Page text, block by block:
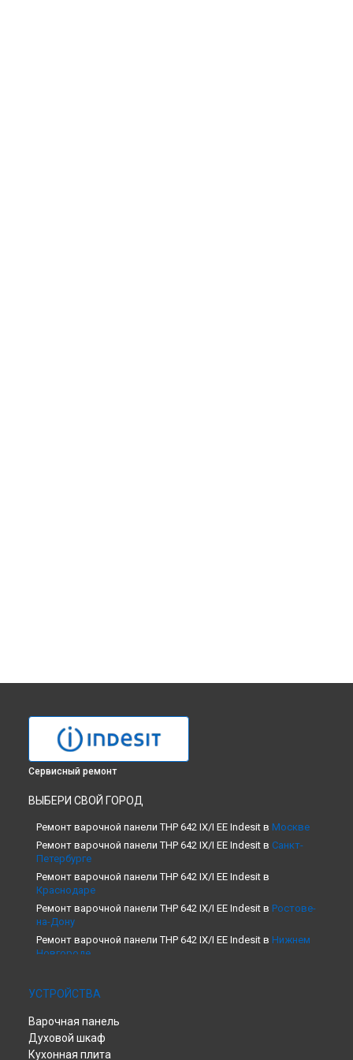
Сервисный ремонт
ВЫБЕРИ СВОЙ ГОРОД
Ремонт варочной панели THP 642 IX/I EE Indesit в Москве
Ремонт варочной панели THP 642 IX/I EE Indesit в Санкт-
Петербурге
Ремонт варочной панели THP 642 IX/I EE Indesit в
Краснодаре
Ремонт варочной панели THP 642 IX/I EE Indesit в Ростове-
на-Дону
Ремонт варочной панели THP 642 IX/I EE Indesit в Нижнем
Новгороде
Новосибирске
Челябинске
Ремонт варочной панели THP 642 IX/I EE Indesit в
Екатеринбурге
УСТРОЙСТВА
Варочная панель
Духовой шкаф
Кухонная плита